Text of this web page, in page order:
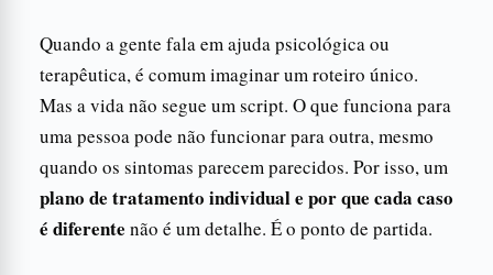
Quando a gente fala em ajuda psicológica ou
terapêutica, é comum imaginar um roteiro único.
Mas a vida não segue um script. O que funciona para
uma pessoa pode não funcionar para outra, mesmo
quando os sintomas parecem parecidos. Por isso, um
plano de tratamento individual e por que cada caso
é diferente não é um detalhe. É o ponto de partida.